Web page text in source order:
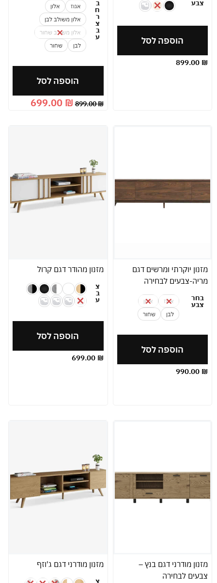
899.00 ₪
צבע
הוספה לסל
899.00₪
699.00 ₪
ב
ח
ר
צ
ב
ע
אגוז
אלון
אלון משולב לבן
אלון משולב שחור
לבן
שחור
הוספה לסל
990.00 ₪
מזנון יוקרתי ומרשים דגם
מריה-צבעים לבחירה
בחר
צבע אגוז
אלון
לבן
שחור
הוספה לסל
699.00 ₪
מזנון מהודר דגם קרול
צ
ב
ע
הוספה לסל
מזנון מודרני דגם בנץ –
צבעים לבחירה
מזנון מודרני דגם ג'וזף
צ